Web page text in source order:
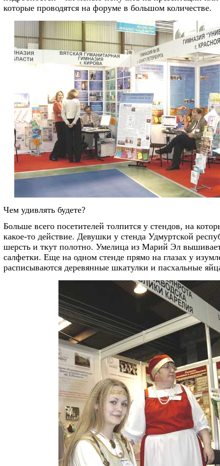
которые проводятся на форуме в большом количестве.
Чем удивлять будете?
Больше всего посетителей толпится у стендов, на
какое-то действие. Девушки у стенда Удмуртской
шерсть и ткут полотно. Умелица из Марий Эл
салфетки. Еще на одном стенде прямо на глазах у
расписываются деревянные шкатулки и пасхальные